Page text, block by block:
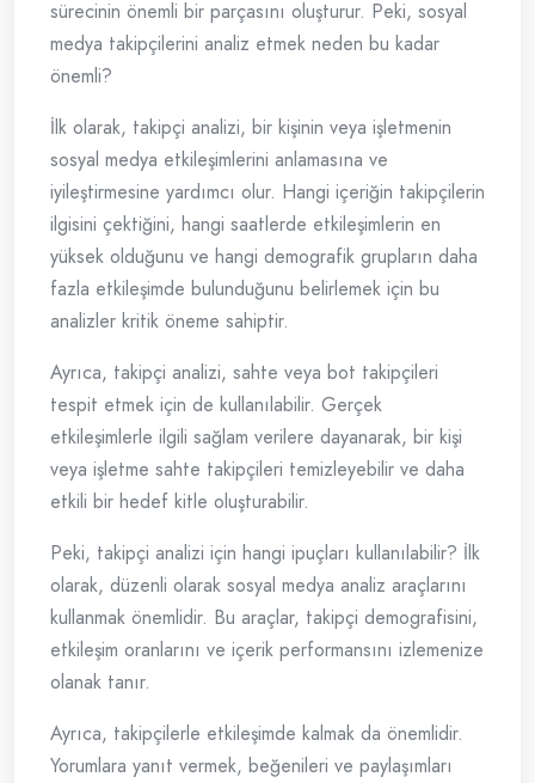
sürecinin önemli bir parçasını oluşturur. Peki, sosyal
medya takipçilerini analiz etmek neden bu kadar
önemli?
İlk olarak, takipçi analizi, bir kişinin veya işletmenin
sosyal medya etkileşimlerini anlamasına ve
iyileştirmesine yardımcı olur. Hangi içeriğin takipçilerin
ilgisini çektiğini, hangi saatlerde etkileşimlerin en
yüksek olduğunu ve hangi demografik grupların daha
fazla etkileşimde bulunduğunu belirlemek için bu
analizler kritik öneme sahiptir.
Ayrıca, takipçi analizi, sahte veya bot takipçileri
tespit etmek için de kullanılabilir. Gerçek
etkileşimlerle ilgili sağlam verilere dayanarak, bir kişi
veya işletme sahte takipçileri temizleyebilir ve daha
etkili bir hedef kitle oluşturabilir.
Peki, takipçi analizi için hangi ipuçları kullanılabilir? İlk
olarak, düzenli olarak sosyal medya analiz araçlarını
kullanmak önemlidir. Bu araçlar, takipçi demografisini,
etkileşim oranlarını ve içerik performansını izlemenize
olanak tanır.
Ayrıca, takipçilerle etkileşimde kalmak da önemlidir.
Yorumlara yanıt vermek, beğenileri ve paylaşımları